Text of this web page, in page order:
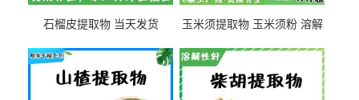
石榴皮提取物 当天发货
玉米须提取物 玉米须粉 溶解